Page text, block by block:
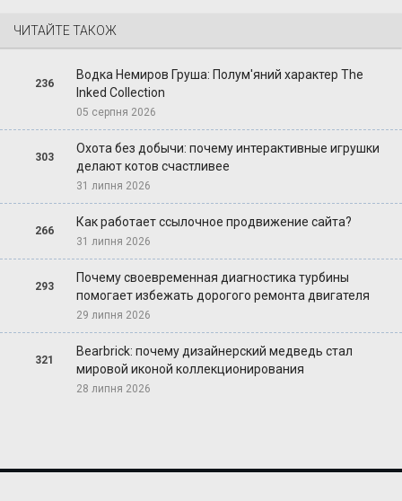
ЧИТАЙТЕ ТАКОЖ
236
Водка Немиров Груша: Полум'яний характер The
Inked Collection
05 серпня 2026
303
Охота без добычи: почему интерактивные игрушки
делают котов счастливее
31 липня 2026
266
Как работает ссылочное продвижение сайта?
31 липня 2026
293
Почему своевременная диагностика турбины
помогает избежать дорогого ремонта двигателя
29 липня 2026
321
Bearbrick: почему дизайнерский медведь стал
мировой иконой коллекционирования
28 липня 2026